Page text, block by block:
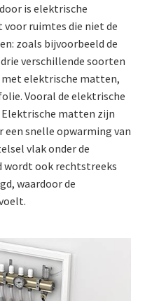
is elektrische
ruimtes die niet de
zoals bijvoorbeeld de
verschillende soorten
elektrische matten,
Vooral de elektrische
matten zijn
snelle opwarming van
vlak onder de
ook rechtstreeks
waardoor de